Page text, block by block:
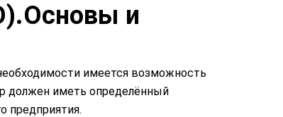
и
имеется возможность
должен иметь определённый
предприятия.